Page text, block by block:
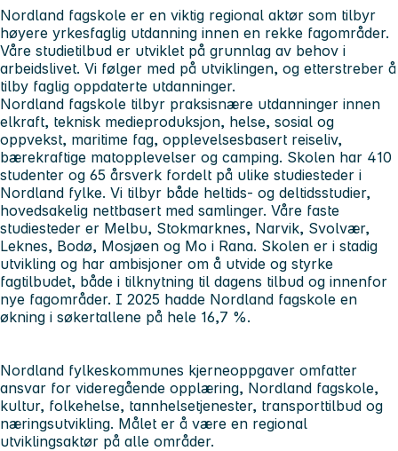
Nordland fagskole er en viktig regional aktør som tilbyr
høyere yrkesfaglig utdanning innen en rekke fagområder.
Våre studietilbud er utviklet på grunnlag av behov i
arbeidslivet. Vi følger med på utviklingen, og etterstreber å
tilby faglig oppdaterte utdanninger.
Nordland fagskole tilbyr praksisnære utdanninger innen
elkraft, teknisk medieproduksjon, helse, sosial og
oppvekst, maritime fag, opplevelsesbasert reiseliv,
bærekraftige matopplevelser og camping. Skolen har 410
studenter og 65 årsverk fordelt på ulike studiesteder i
Nordland fylke. Vi tilbyr både heltids- og deltidsstudier,
hovedsakelig nettbasert med samlinger. Våre faste
studiesteder er Melbu, Stokmarknes, Narvik, Svolvær,
Leknes, Bodø, Mosjøen og Mo i Rana. Skolen er i stadig
utvikling og har ambisjoner om å utvide og styrke
fagtilbudet, både i tilknytning til dagens tilbud og innenfor
nye fagområder. I 2025 hadde Nordland fagskole en
økning i søkertallene på hele 16,7 %.
Nordland fylkeskommunes kjerneoppgaver omfatter
ansvar for videregående opplæring, Nordland fagskole,
kultur, folkehelse, tannhelsetjenester, transporttilbud og
næringsutvikling. Målet er å være en regional
utviklingsaktør på alle områder.